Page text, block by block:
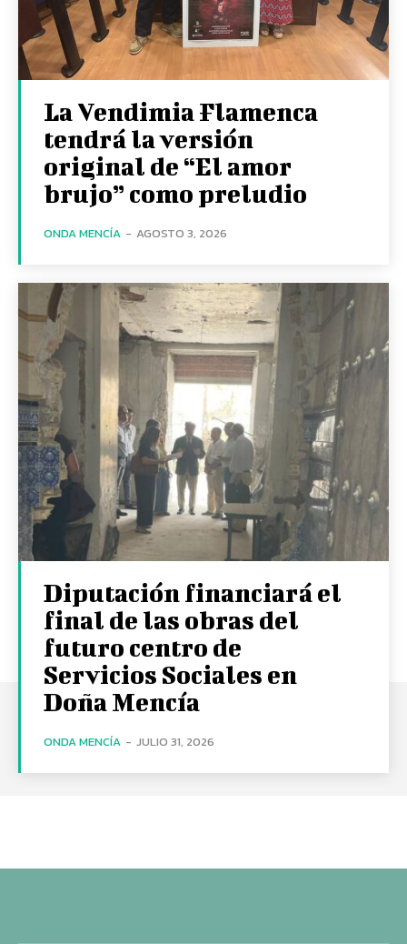
La Vendimia Flamenca
tendrá la versión
original de “El amor
brujo” como preludio
ONDA MENCÍA - AGOSTO 3, 2026
Diputación financiará el
final de las obras del
futuro centro de
Servicios Sociales en
Doña Mencía
ONDA MENCÍA - JULIO 31, 2026